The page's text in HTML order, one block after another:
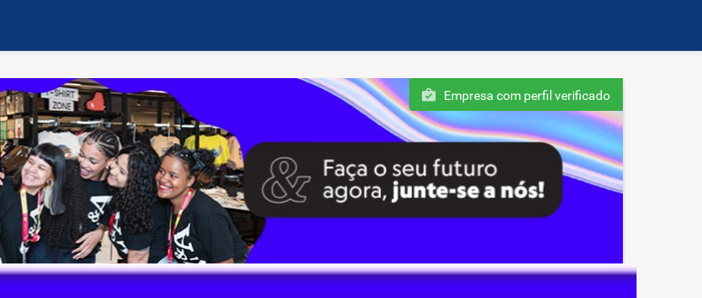
Empresa com perfil verificado